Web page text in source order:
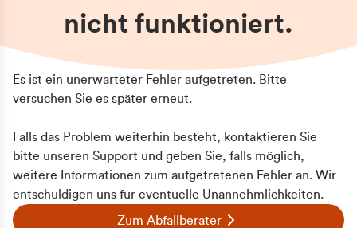
nicht funktioniert.
Es ist ein unerwarteter Fehler aufgetreten. Bitte
versuchen Sie es später erneut.
Falls das Problem weiterhin besteht, kontaktieren Sie
bitte unseren Support und geben Sie, falls möglich,
weitere Informationen zum aufgetretenen Fehler an. Wir
entschuldigen uns für eventuelle Unannehmlichkeiten.
Zum Abfallberater